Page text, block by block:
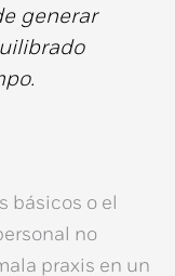
generar
básicos o el
no
praxis en un